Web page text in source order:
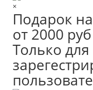
×
Подарок
от 2000
Только для